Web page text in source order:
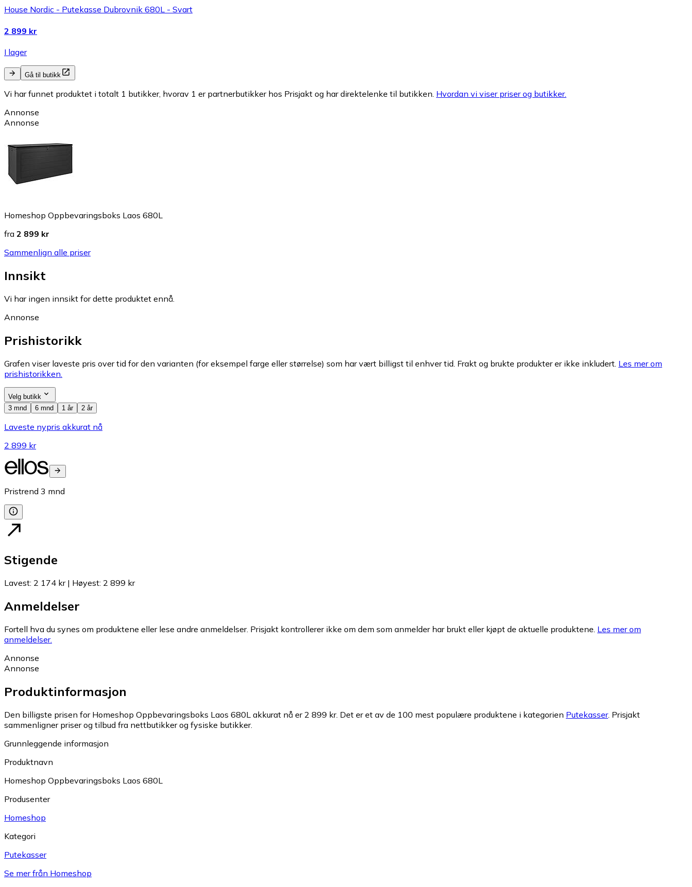
House Nordic - Putekasse Dubrovnik 680L - Svart
2 899 kr
I lager
Gå til butikk
Vi har funnet produktet i totalt 1 butikker, hvorav 1 er partnerbutikker hos Prisjakt og har direktelenke til butikken. Hvordan vi viser priser og butikker.
Annonse
Annonse
Homeshop Oppbevaringsboks Laos 680L
fra 2 899 kr
Sammenlign alle priser
Innsikt
Vi har ingen innsikt for dette produktet ennå.
Annonse
Prishistorikk
Grafen viser laveste pris over tid for den varianten (for eksempel farge eller størrelse) som har vært billigst til enhver tid. Frakt og brukte produkter er ikke inkludert. Les mer om
prishistorikken.
Velg butikk
3 mnd
6 mnd 1 år 2 år
Laveste nypris akkurat nå
2 899 kr
Pristrend 3 mnd
Stigende
Lavest: 2 174 kr| Høyest: 2 899 kr
Anmeldelser
Fortell hva du synes om produktene eller lese andre anmeldelser. Prisjakt kontrollerer ikke om dem som anmelder har brukt eller kjøpt de aktuelle produktene. Les mer om
anmeldelser.
Annonse
Annonse
Produktinformasjon
Den billigste prisen for Homeshop Oppbevaringsboks Laos 680L akkurat nå er 2 899 kr. Det er et av de 100 mest populære produktene i kategorien Putekasser. Prisjakt
sammenligner priser og tilbud fra nettbutikker og fysiske butikker.
Grunnleggende informasjon
Produktnavn
Homeshop Oppbevaringsboks Laos 680L
Produsenter
Homeshop
Kategori
Putekasser
Se mer från Homeshop